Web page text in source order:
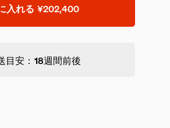
入れる ¥202,400
安：18週間前後